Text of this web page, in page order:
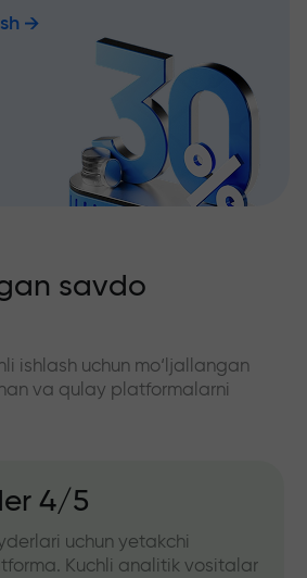
savdo
ishlash uchun mo‘ljallangan
va qulay platformalarni
4/5
uchun yetakchi
Kuchli analitik vositalar